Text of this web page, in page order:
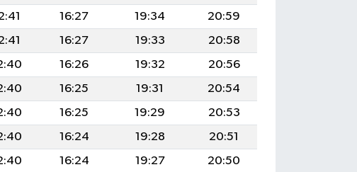
16:27 19:34
20:59
16:27 19:33
20:58
16:26 19:32
20:56
16:25 19:31
20:54
16:25 19:29
20:53
16:24 19:28
20:51
16:24 19:27
20:50